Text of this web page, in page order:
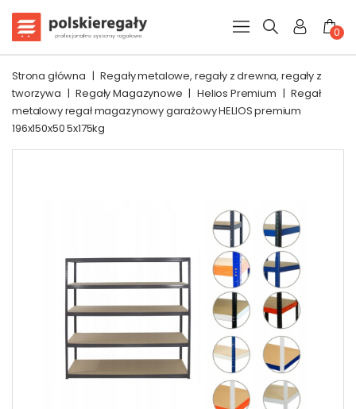
0
Strona główna | Regały metalowe, regały z drewna, regały z
tworzywa | Regały Magazynowe | Helios Premium | Regał
metalowy regał magazynowy garażowy HELIOS premium
196x150x50 5x175kg